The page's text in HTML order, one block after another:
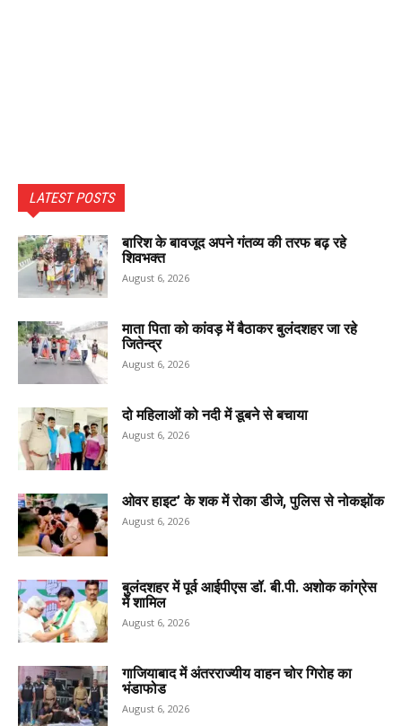
LATEST POSTS
बारिश के बावजूद अपने गंतव्य की तरफ बढ़ रहे
शिवभक्त
August 6, 2026
माता पिता को कांवड़ में बैठाकर बुलंदशहर जा रहे
जितेन्द्र
August 6, 2026
दो महिलाओं को नदी में डूबने से बचाया
August 6, 2026
ओवर हाइट’ के शक में रोका डीजे, पुलिस से नोकझोंक
August 6, 2026
बुलंदशहर में पूर्व आईपीएस डॉ. बी.पी. अशोक कांग्रेस
में शामिल
August 6, 2026
गाजियाबाद में अंतरराज्यीय वाहन चोर गिरोह का
भंडाफोड
August 6, 2026